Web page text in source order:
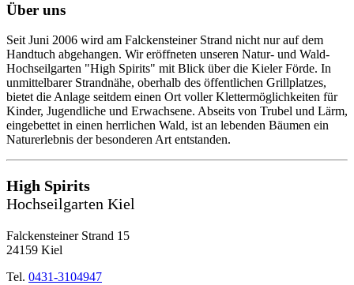
Über uns
Seit Juni 2006 wird am Falckensteiner Strand nicht nur auf dem
Handtuch abgehangen. Wir eröffneten unseren Natur- und Wald-
Hochseilgarten "High Spirits" mit Blick über die Kieler Förde. In
unmittelbarer Strandnähe, oberhalb des öffentlichen Grillplatzes,
bietet die Anlage seitdem einen Ort voller Klettermöglichkeiten für
Kinder, Jugendliche und Erwachsene. Abseits von Trubel und Lärm,
eingebettet in einen herrlichen Wald, ist an lebenden Bäumen ein
Naturerlebnis der besonderen Art entstanden.
High Spirits
Hochseilgarten Kiel
Falckensteiner Strand 15
24159 Kiel
Tel. 0431-3104947